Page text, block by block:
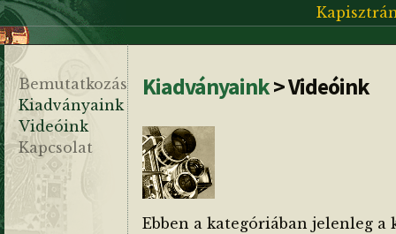
Bemutatkozás
Kiadványaink
Videóink
Kapcsolat
Kiadványaink> Videóink
Ebben a kategóriában jelenleg a